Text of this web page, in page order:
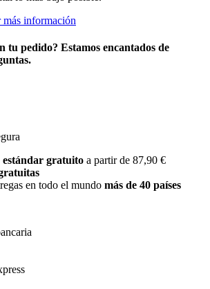
información
tu pedido? Estamos encantados de
estándar gratuito a partir de 87,90 €
en todo el mundo más de 40 países